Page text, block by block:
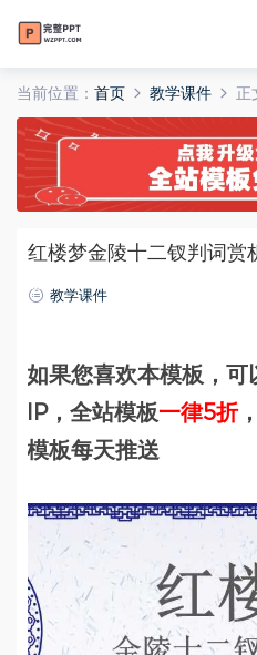
当前位置： 首页 教学课件 正
红楼梦金陵十二钗判词赏
教学课件
如果您喜欢本模板，可
IP，全站模板一律5折
模板每天推送